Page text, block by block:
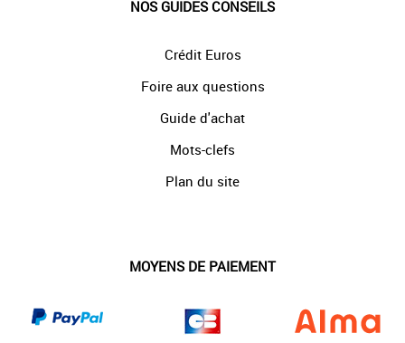
NOS GUIDES CONSEILS
Crédit Euros
Foire aux questions
Guide d'achat
Mots-clefs
Plan du site
MOYENS DE PAIEMENT